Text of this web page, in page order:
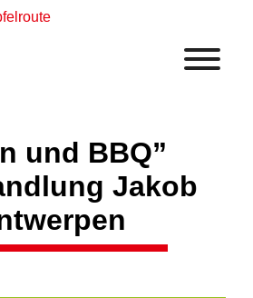
und BBQ”
Jakob